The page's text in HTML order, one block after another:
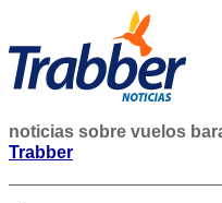
noticias sobre vuelos
Trabber